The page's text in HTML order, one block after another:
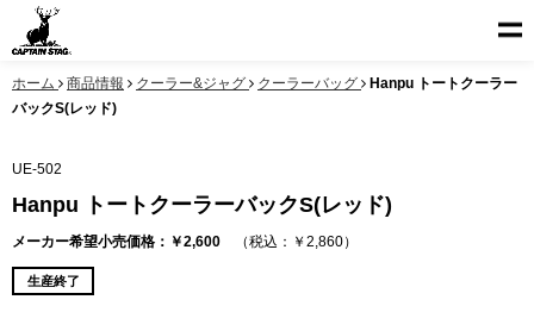
ホーム 商品情報 クーラー&ジャグ クーラーバッグ
Hanpu トートクーラー
バックS(レッド)
UE-502
Hanpu トートクーラーバックS(レッド)
メーカー希望小売価格：￥2,600 （税込：￥2,860）
生産終了